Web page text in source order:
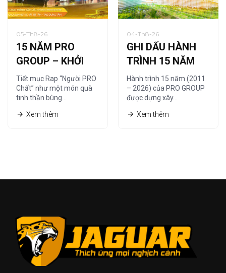
05-Th8-26
15 NĂM PRO
GROUP – KHỞI
NGUỒN TỪ
“NGƯỜI PRO
CHẤT”
Tiết mục Rap “Người PRO
Chất” như một món quà
tinh thần bùng…
Xem thêm
04-Th8-26
GHI DẤU HÀNH
TRÌNH 15 NĂM
CÙNG HỆ THỐNG
NHÀ PHÂN PHỐI
Hành trình 15 năm (2011
– 2026) của PRO GROUP
được dựng xây…
Xem thêm